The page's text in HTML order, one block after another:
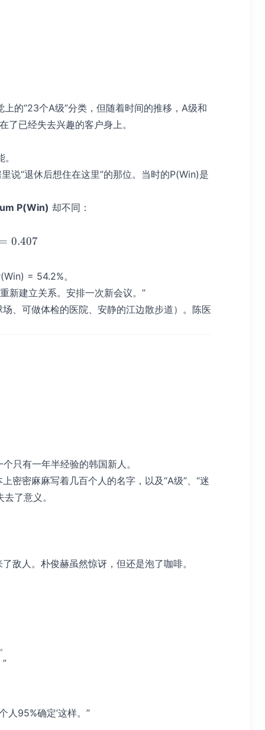
上的“23个A级”分类，但随着时间的推移，A级和
已经失去兴趣的客户身上。
说“退休后想住在这里”的那位。当时的P(Win)是
P(Win) 却不同：
天}} = e^{-0.01 \times 90} = 0.407
= 0.407
= 54.2%。
新建立关系。安排一次新会议。”
场、可做体检的医院、安静的江边散步道）。陈医
只有一年半经验的韩国新人。
密密麻麻写着几百个人的名字，以及“A级”、“迷
了意义。
敌人。朴俊赫虽然惊讶，但还是泡了咖啡。
”
人95%确定’这样。”